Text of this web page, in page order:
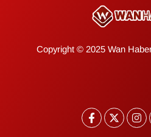
Copyright © 2025 Wan Haber
ONE EKONOMİ
RÖPORTAJ